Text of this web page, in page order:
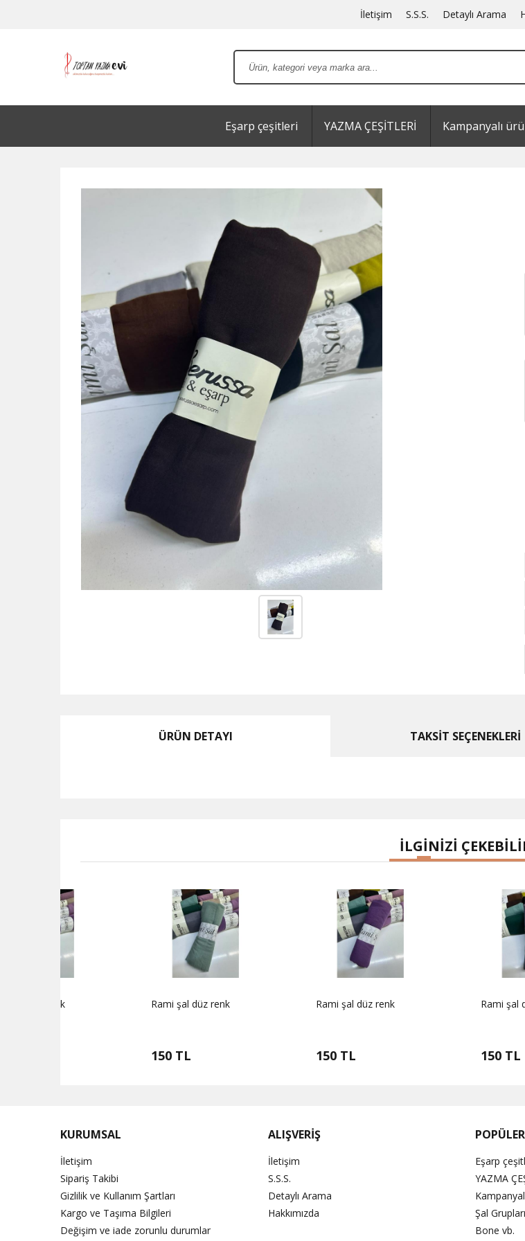
İletişim S.S.S. Detaylı Arama
Eşarp çeşitleri YAZMA ÇEŞİTLERİ Kampanyalı
ÜRÜN DETAYI TAKSİT SEÇENEKLERİ
İLGİNİZİ
Rami şal düz renk Rami şal düz renk Rami şal düz renk
KURUMSAL
İletişim
Sipariş Takibi
Gizlilik ve Kullanım Şartları
Kargo ve Taşıma Bilgileri
Değişim ve iade zorunlu durumlar
ALIŞVERİŞ
İletişim
S.S.S.
Detaylı Arama
Hakkımızda
Eşarp
YAZMA
Şal Grupları
Bone vb.